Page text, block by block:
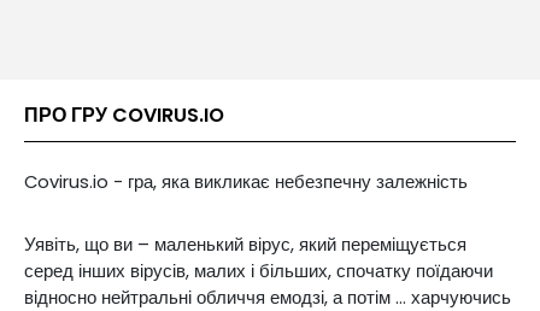
ПРО ГРУ COVIRUS.IO
Covirus.io - гра, яка викликає небезпечну залежність
Уявіть, що ви – маленький вірус, який переміщується
серед інших вірусів, малих і більших, спочатку поїдаючи
відносно нейтральні обличчя емодзі, а потім ... харчуючись